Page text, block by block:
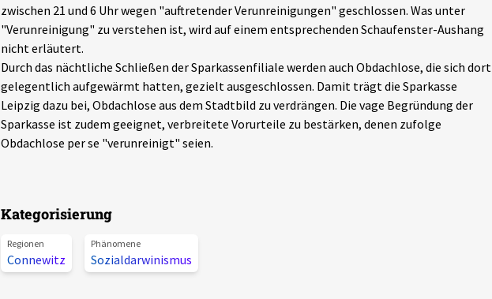
zwischen 21 und 6 Uhr wegen "auftretender Verunreinigungen" geschlossen. Was unter
"Verunreinigung" zu verstehen ist, wird auf einem entsprechenden Schaufenster-Aushang
nicht erläutert.
Durch das nächtliche Schließen der Sparkassenfiliale werden auch Obdachlose, die sich dort
gelegentlich aufgewärmt hatten, gezielt ausgeschlossen. Damit trägt die Sparkasse
Leipzig dazu bei, Obdachlose aus dem Stadtbild zu verdrängen. Die vage Begründung der
Sparkasse ist zudem geeignet, verbreitete Vorurteile zu bestärken, denen zufolge
Obdachlose per se "verunreinigt" seien.
Kategorisierung
Regionen
Connewitz
Phänomene
Sozialdarwinismus